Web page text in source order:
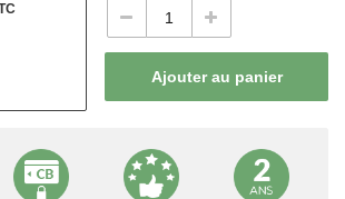
Ajouter au panier